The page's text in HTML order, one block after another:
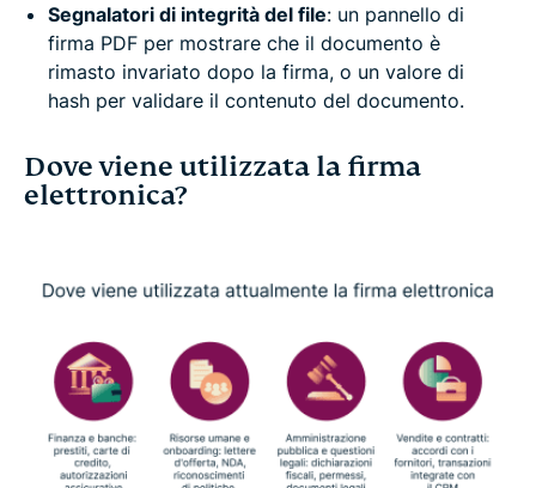
Segnalatori di integrità del file: un pannello di
firma PDF per mostrare che il documento è
rimasto invariato dopo la firma, o un valore di
hash per validare il contenuto del documento.
Dove viene utilizzata la firma
elettronica?